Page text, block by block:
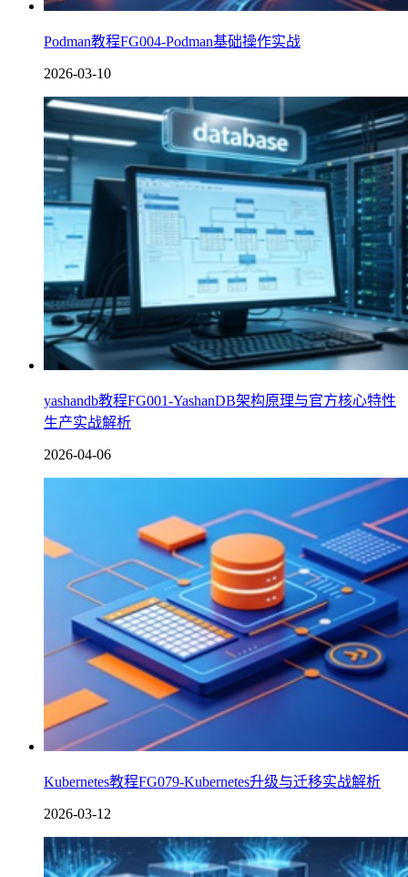
Podman教程FG004-Podman基础操作实战
2026-03-10
yashandb教程FG001-YashanDB架构原理与官方核心特性
生产实战解析
2026-04-06
Kubernetes教程FG079-Kubernetes升级与迁移实战解析
2026-03-12